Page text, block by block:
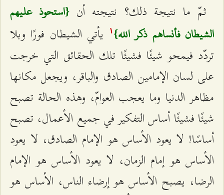
ثمّ ما نتيجة ذلك؟ نتيجته أن {استحوذ عليهم
الشيطان فأنساهم ذكر الله}۱
يأتي الشيطان فورًا وبلا
تردّد فيمحو شيئًا فشيئًا تلك الحقائق التي خرجت
على لسان الإمامين الصادق والباقر، ويجعل مكانها
مظاهر الدنيا وما يعجب العوامّ، وهذه الحالة تصبح
شيئًا فشيئًا أساس التفكير في جميع الأعمال، تصبح
أساسًا! لا يعود الأساس هو الإمام الصادق، لا يعود
الأساس هو إمام الزمان، لا يعود الأساس هو الإمام
الرضا، يصبح الأساس هو إرضاء الناس، الأساس هو